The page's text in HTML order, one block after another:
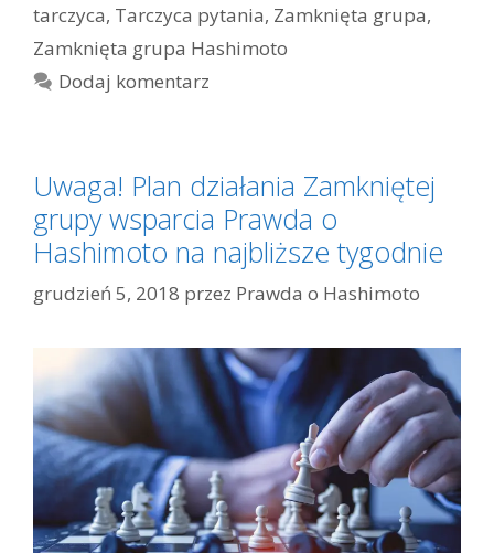
tarczyca, Tarczyca pytania, Zamknięta grupa,
Zamknięta grupa Hashimoto
Dodaj komentarz
Uwaga! Plan działania Zamkniętej
grupy wsparcia Prawda o
Hashimoto na najbliższe tygodnie
grudzień 5, 2018 przez Prawda o Hashimoto